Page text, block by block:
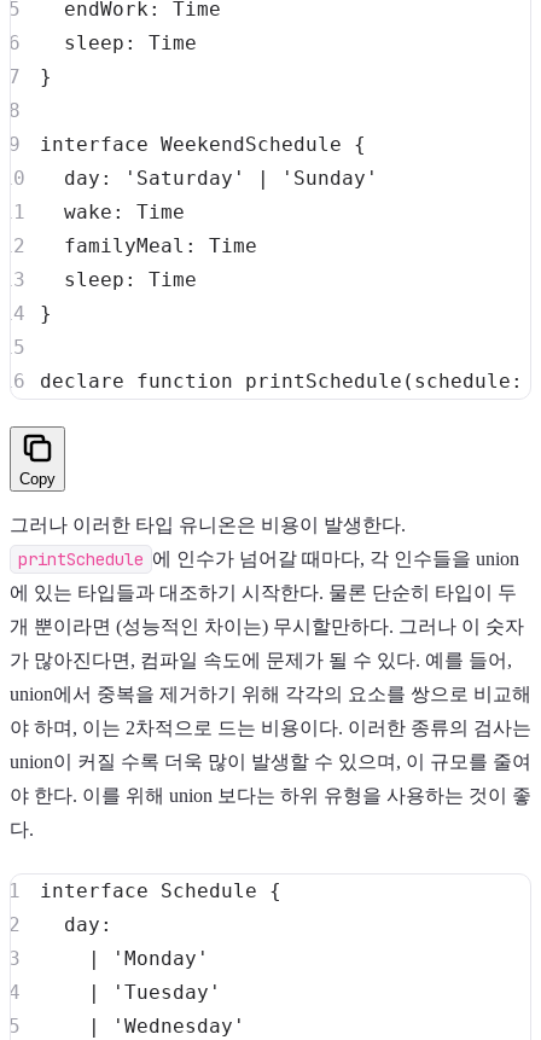
  endWork
:
  sleep
:
}
interface WeekendSchedule
{
  day
: 'Saturday' |
'Sunday'
  wake
:
  familyMeal
:
  sleep
:
}
declare function printSchedule ( schedule :
Copy
그러나 이러한 타입 유니온은 비용이 발생한다.
printSchedule 에 인수가 넘어갈 때마다, 각 인수들을 union
에 있는 타입들과 대조하기 시작한다. 물론 단순히 타입이 두
개 뿐이라면 (성능적인 차이는) 무시할만하다. 그러나 이 숫자
가 많아진다면, 컴파일 속도에 문제가 될 수 있다. 예를 들어,
union에서 중복을 제거하기 위해 각각의 요소를 쌍으로 비교해
야 하며, 이는 2차적으로 드는 비용이다. 이러한 종류의 검사는
union이 커질 수록 더욱 많이 발생할 수 있으며, 이 규모를 줄여
야 한다. 이를 위해 union 보다는 하위 유형을 사용하는 것이 좋
다.
interface Schedule
{
  day
:
|
'Monday'
|
'Tuesday'
|
'Wednesday'